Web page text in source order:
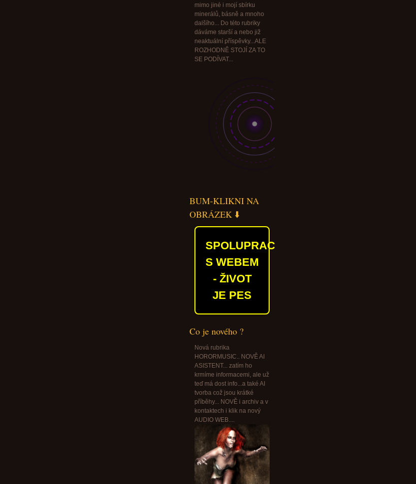
mimo jiné i mojí sbírku
minerálů, básně a mnoho
dalšího... Do této rubriky
dáváme starší a nebo již
neaktuální příspěvky...ALE
ROZHODNĚ STOJÍ ZA TO
SE PODÍVAT...
BUM-KLIKNI NA
OBRÁZEK ⬇️
SPOLUPRACUJEME
S WEBEM
- ŽIVOT
JE PES
Co je nového ?
Nová rubrika
HORORMUSIC.. NOVĚ AI
ASISTENT... zatím ho
krmíme informacemi, ale už
teď má dost info...a také AI
tvorba což jsou krátké
příběhy... NOVĚ i archiv a v
kontaktech i klik na nový
AUDIO WEB....